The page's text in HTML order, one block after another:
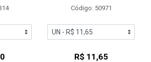
Código: 50971
R$ 11,65